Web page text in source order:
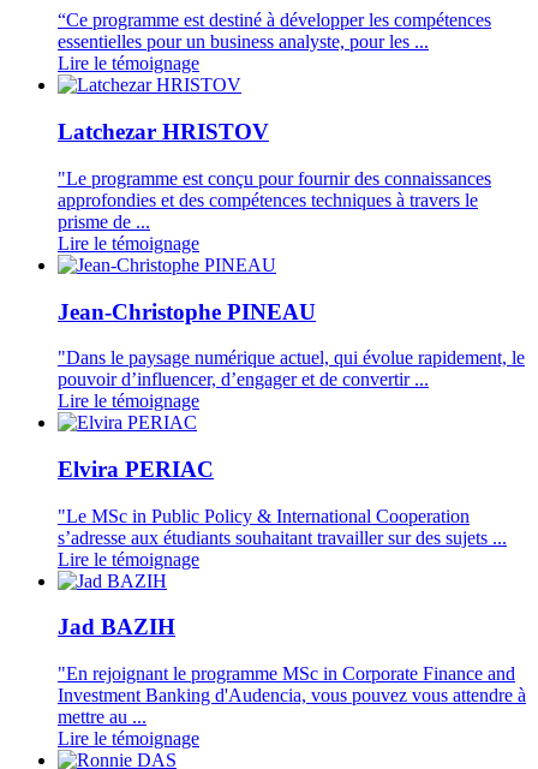
“Ce programme est destiné à développer les compétences
essentielles pour un business analyste, pour les ...
Lire le témoignage
Latchezar HRISTOV
"Le programme est conçu pour fournir des connaissances
approfondies et des compétences techniques à travers le
prisme de ...
Lire le témoignage
Jean-Christophe PINEAU
"Dans le paysage numérique actuel, qui évolue rapidement, le
pouvoir d’influencer, d’engager et de convertir ...
Lire le témoignage
Elvira PERIAC
"Le MSc in Public Policy & International Cooperation
s’adresse aux étudiants souhaitant travailler sur des sujets ...
Lire le témoignage
Jad BAZIH
"En rejoignant le programme MSc in Corporate Finance and
Investment Banking d'Audencia, vous pouvez vous attendre à
mettre au ...
Lire le témoignage